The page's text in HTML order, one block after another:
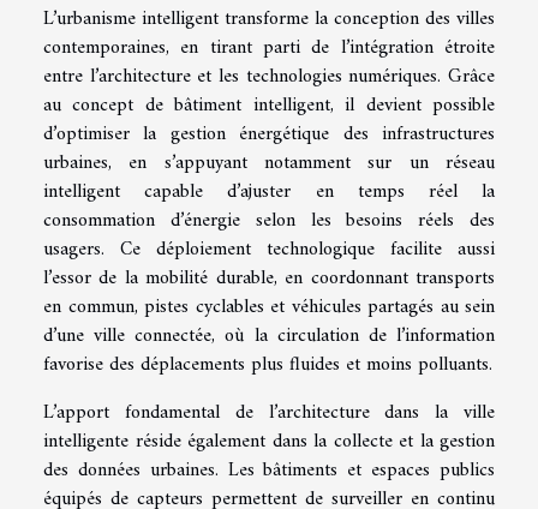
L’urbanisme intelligent transforme la conception des villes
contemporaines, en tirant parti de l’intégration étroite
entre l’architecture et les technologies numériques. Grâce
au concept de bâtiment intelligent, il devient possible
d’optimiser la gestion énergétique des infrastructures
urbaines, en s’appuyant notamment sur un réseau
intelligent capable d’ajuster en temps réel la
consommation d’énergie selon les besoins réels des
usagers. Ce déploiement technologique facilite aussi
l’essor de la mobilité durable, en coordonnant transports
en commun, pistes cyclables et véhicules partagés au sein
d’une ville connectée, où la circulation de l’information
favorise des déplacements plus fluides et moins polluants.
L’apport fondamental de l’architecture dans la ville
intelligente réside également dans la collecte et la gestion
des données urbaines. Les bâtiments et espaces publics
équipés de capteurs permettent de surveiller en continu